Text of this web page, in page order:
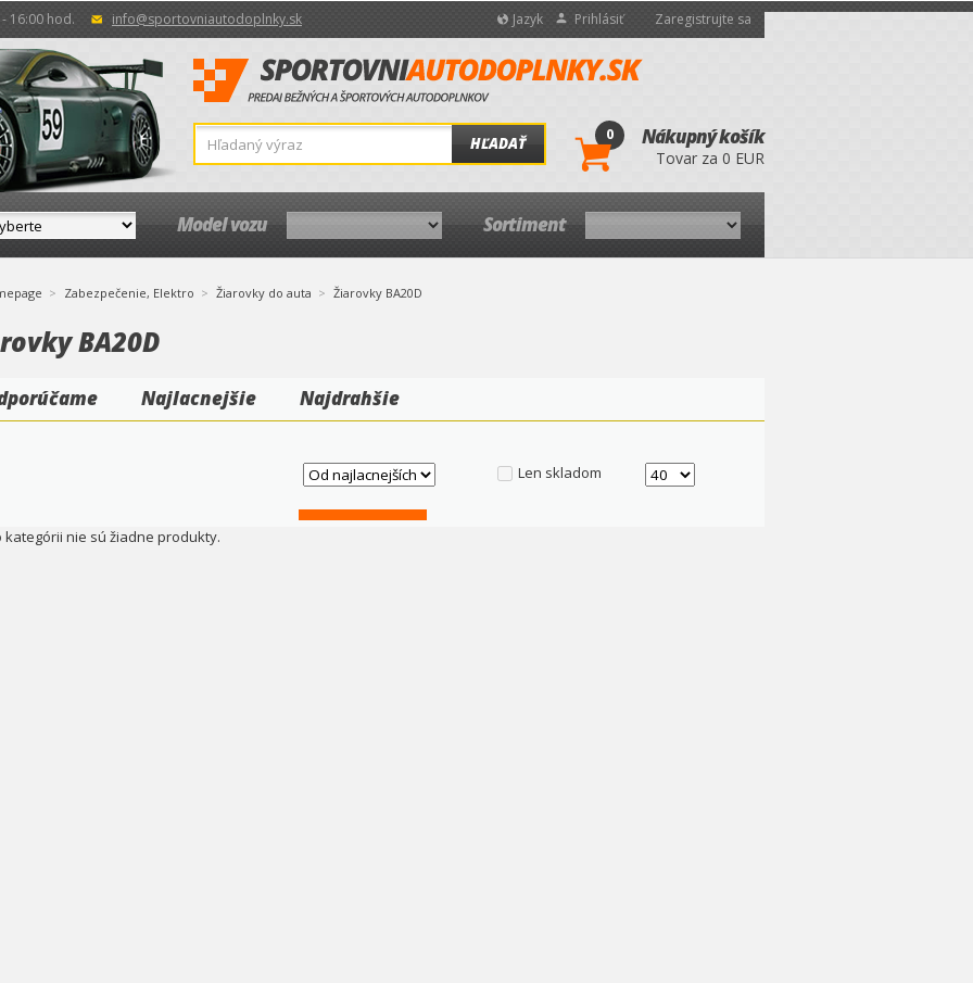
16:00 hod. info@sportovniautodoplnky.sk Jazyk Prihlásiť Zaregistrujte sa
HĽADAŤ 0 Nákupný košík
Tovar za 0 EUR
Model vozu Sortiment
Zabezpečenie, Elektro Žiarovky do auta Žiarovky BA20D
BA20D
Najlacnejšie Najdrahšie
Len skladom
kategórii nie sú žiadne produkty.